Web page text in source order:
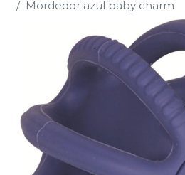
Mordedor azul baby charm